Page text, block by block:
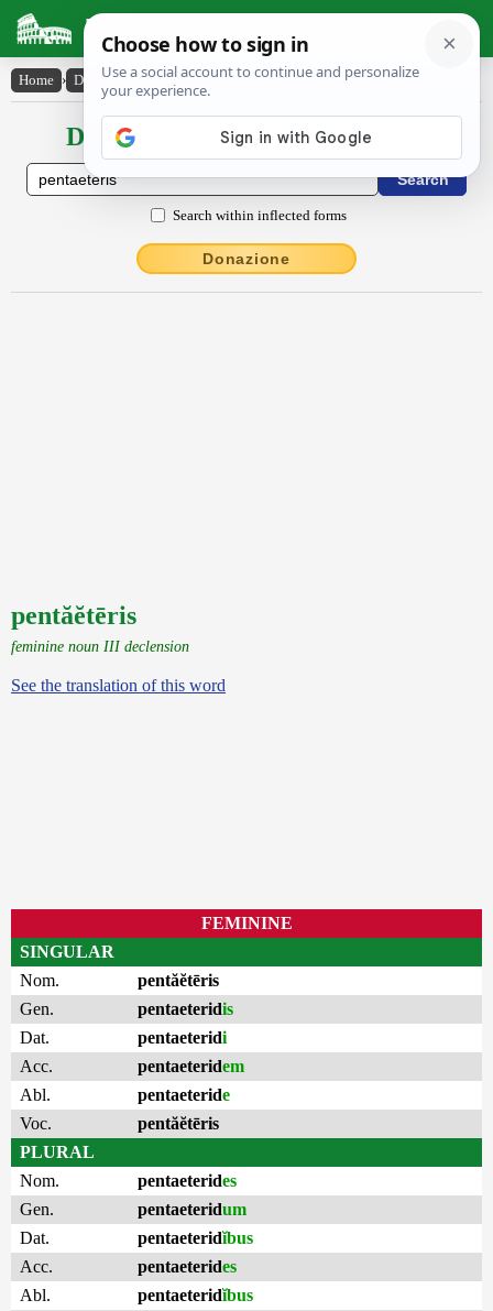
Latin Dictionary
Home › Declensions / Conjugations › pentăĕtēris
Declensions / Conjugations latin
Search within inflected forms
Donazione
pentăĕtēris
feminine noun III declension
See the translation of this word
FEMININE
SINGULAR
Nom.
pentăĕtēris
Gen.
pentaeteridis
Dat.
pentaeteridi
Acc.
pentaeteridem
Abl.
pentaeteride
Voc.
pentăĕtēris
PLURAL
Nom.
pentaeterides
Gen.
pentaeteridum
Dat.
pentaeteridĭbus
Acc.
pentaeterides
Abl.
pentaeteridĭbus